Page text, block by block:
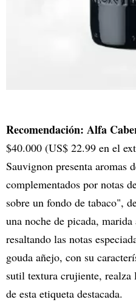
Recomendación: Alfa
$40.000 (US$ 22.99 en el
Sauvignon presenta aromas
complementados por notas
sobre un fondo de tabaco",
una noche de picada,
resaltando las notas
gouda añejo, con su
sutil textura crujiente, realza
de esta etiqueta destacada.